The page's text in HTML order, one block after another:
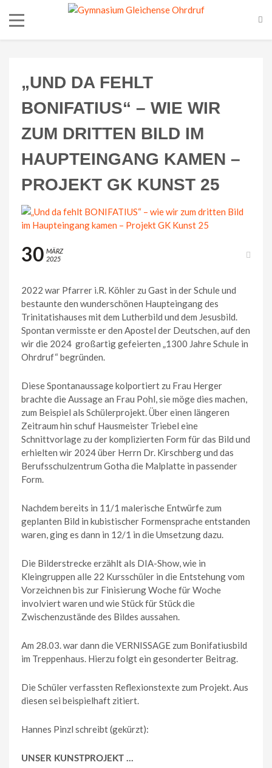
„UND DA FEHLT
BONIFATIUS“ – WIE WIR
ZUM DRITTEN BILD IM
HAUPTEINGANG KAMEN –
PROJEKT GK KUNST 25
30 MÄRZ
2025
2022 war Pfarrer i.R. Köhler zu Gast in der Schule und
bestaunte den wunderschönen Haupteingang des
Trinitatishauses mit dem Lutherbild und dem Jesusbild.
Spontan vermisste er den Apostel der Deutschen, auf den
wir die 2024 großartig gefeierten „1300 Jahre Schule in
Ohrdruf“ begründen.
Diese Spontanaussage kolportiert zu Frau Herger
brachte die Aussage an Frau Pohl, sie möge dies machen,
zum Beispiel als Schülerprojekt. Über einen längeren
Zeitraum hin schuf Hausmeister Triebel eine
Schnittvorlage zu der komplizierten Form für das Bild und
erhielten wir 2024 über Herrn Dr. Kirschberg und das
Berufsschulzentrum Gotha die Malplatte in passender
Form.
Nachdem bereits in 11/1 malerische Entwürfe zum
geplanten Bild in kubistischer Formensprache entstanden
waren, ging es dann in 12/1 in die Umsetzung dazu.
Die Bilderstrecke erzählt als DIA-Show, wie in
Kleingruppen alle 22 Kursschüler in die Entstehung vom
Vorzeichnen bis zur Finisierung Woche für Woche
involviert waren und wie Stück für Stück die
Zwischenzustände des Bildes aussahen.
Am 28.03. war dann die VERNISSAGE zum Bonifatiusbild
im Treppenhaus. Hierzu folgt ein gesonderter Beitrag.
Die Schüler verfassten Reflexionstexte zum Projekt. Aus
diesen sei beispielhaft zitiert.
Hannes Pinzl schreibt (gekürzt):
UNSER KUNSTPROJEKT …